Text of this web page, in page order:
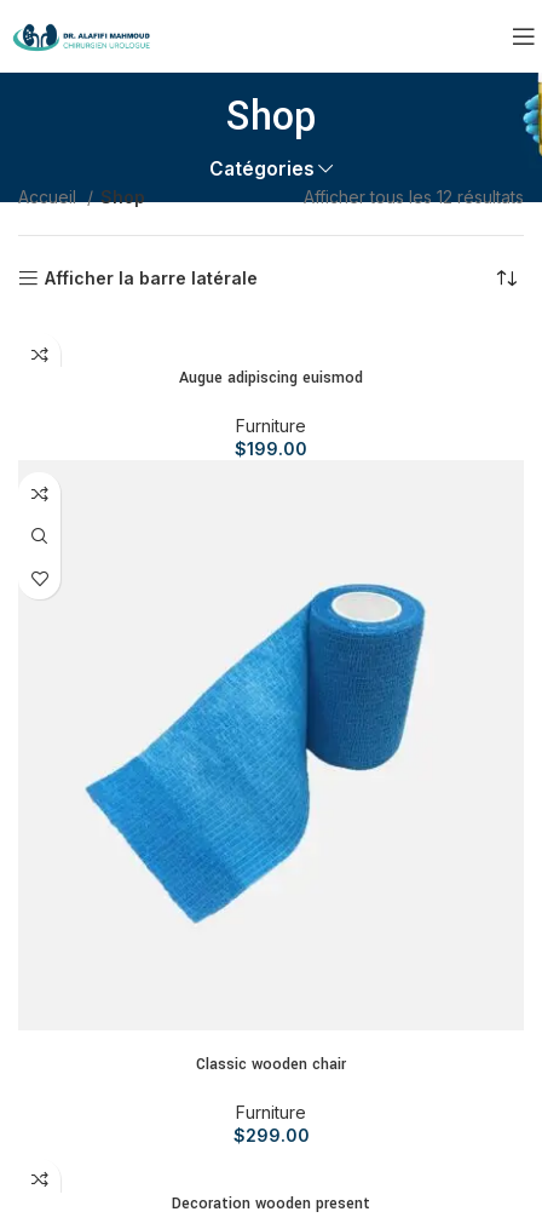
Shop
Catégories
Accueil Shop Afficher tous les 12 résultats
Afficher la barre latérale
Augue adipiscing euismod
Furniture
$199.00
Classic wooden chair
Furniture
$299.00
Decoration wooden present